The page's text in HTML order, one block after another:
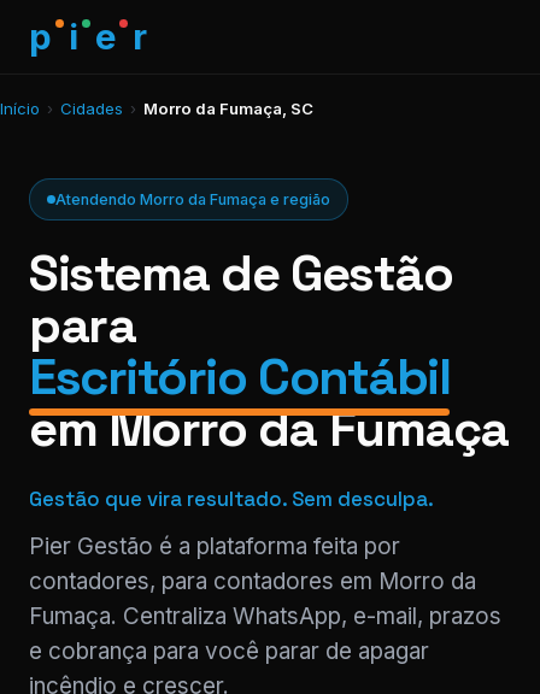
p i e r
Início › Cidades › Morro da Fumaça, SC
Atendendo Morro da Fumaça e região
Sistema de Gestão
para
Escritório Contábil
em Morro da Fumaça
Gestão que vira resultado. Sem desculpa.
Pier Gestão é a plataforma feita por
contadores, para contadores em Morro da
Fumaça. Centraliza WhatsApp, e-mail, prazos
e cobrança para você parar de apagar
incêndio e crescer.